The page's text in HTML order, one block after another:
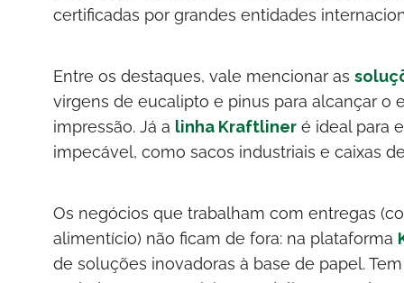
certificadas por grandes entidades
Entre os destaques, vale mencionar as
virgens de eucalipto e pinus para alcançar
impressão. Já a linha Kraftlineré ideal para
impecável, como sacos industriais e caixas
Os negócios que trabalham com entregas
alimentício) não ficam de fora: na plataforma
de soluções inovadoras à base de papel.